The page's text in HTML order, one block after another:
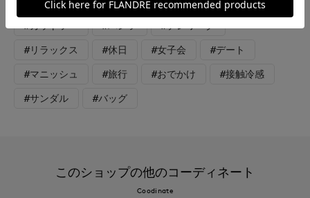
#リラックス #休日 #女子会 #デート
#マニッシュ #旅行 #おでかけ #接触冷感
#サンダル #バッグ
このショップの他のコーディネート
Coodinate